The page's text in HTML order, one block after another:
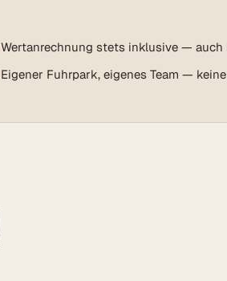
Wertanrechnung stets inklusive — auch
Eigener Fuhrpark, eigenes Team —